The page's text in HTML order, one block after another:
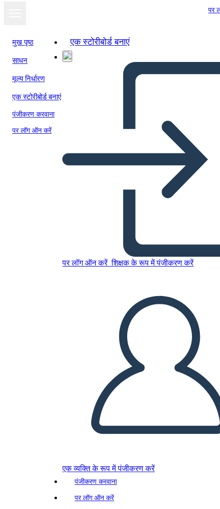
पर
मुख पृष्ठ
साधन
मूल्य निर्धारण
एक स्टोरीबोर्ड बनाएं
पंजीकरण करवाना
पर लॉग ऑन करें
एक स्टोरीबोर्ड बनाएं
पर लॉग ऑन करें शिक्षक के रूप में पंजीकरण करें
एक व्यक्ति के रूप में पंजीकरण करें
पंजीकरण करवाना
पर लॉग ऑन करें
इस स्टोरीबोर्ड को कॉपी करें
मुझे पढ़कर सुनाओ